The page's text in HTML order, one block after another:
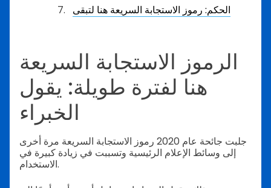
الحكم: رموز الاستجابة السريعة هنا لتبقى
الرموز الاستجابة السريعة
هنا لفترة طويلة: يقول
الخبراء
جلبت جائحة عام 2020 رموز الاستجابة السريعة مرة أخرى
إلى وسائط الإعلام الرئيسية وتسببت في زيادة كبيرة في
الاستخدام.